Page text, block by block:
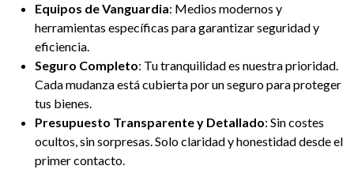
Equipos de Vanguardia: Medios modernos y
herramientas específicas para garantizar seguridad y
eficiencia.
Seguro Completo: Tu tranquilidad es nuestra prioridad.
Cada mudanza está cubierta por un seguro para proteger
tus bienes.
Presupuesto Transparente y Detallado: Sin costes
ocultos, sin sorpresas. Solo claridad y honestidad desde el
primer contacto.